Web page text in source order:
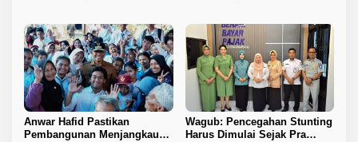
Anwar Hafid Pastikan
Pembangunan Menjangkau
Wagub: Pencegahan Stunting
Harus Dimulai Sejak Pra